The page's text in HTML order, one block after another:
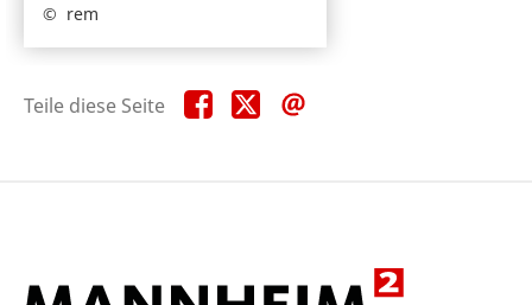
rem
Teile diese Seite Teile
diese
Teile
diese